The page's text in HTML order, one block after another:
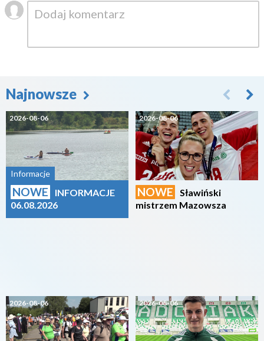
Najnowsze
2026-08-06
Informacje
NOWE
INFORMACJE
06.08.2026
2026-08-06
2026-08-06
NOWE
Sławiński
mistrzem Mazowsza
2026-08-06